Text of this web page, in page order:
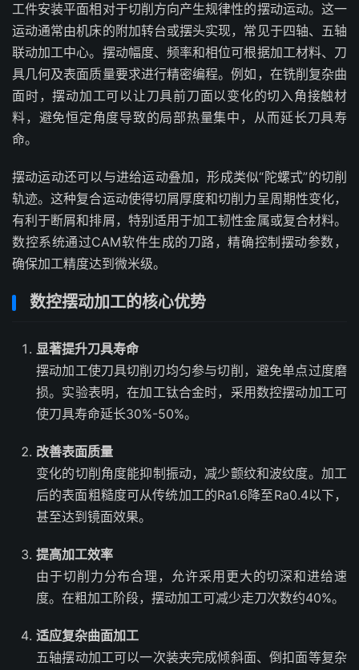
工件安装平面相对于切削方向产生规律性的摆动运动。这一
运动通常由机床的附加转台或摆头实现，常见于四轴、五轴
联动加工中心。摆动幅度、频率和相位可根据加工材料、刀
具几何及表面质量要求进行精密编程。例如，在铣削复杂曲
面时，摆动加工可以让刀具前刀面以变化的切入角接触材
料，避免恒定角度导致的局部热量集中，从而延长刀具寿
命。
摆动运动还可以与进给运动叠加，形成类似“陀螺式”的切削
轨迹。这种复合运动使得切屑厚度和切削力呈周期性变化，
有利于断屑和排屑，特别适用于加工韧性金属或复合材料。
数控系统通过CAM软件生成的刀路，精确控制摆动参数，
确保加工精度达到微米级。
数控摆动加工的核心优势
显著提升刀具寿命
摆动加工使刀具切削刃均匀参与切削，避免单点过度磨
损。实验表明，在加工钛合金时，采用数控摆动加工可
使刀具寿命延长30%-50%。
改善表面质量
变化的切削角度能抑制振动，减少颤纹和波纹度。加工
后的表面粗糙度可从传统加工的Ra1.6降至Ra0.4以下，
甚至达到镜面效果。
提高加工效率
由于切削力分布合理，允许采用更大的切深和进给速
度。在粗加工阶段，摆动加工可减少走刀次数约40%。
适应复杂曲面加工
五轴摆动加工可以一次装夹完成倾斜面、倒扣面等复杂